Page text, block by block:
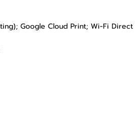
Google Cloud Print; Wi-Fi